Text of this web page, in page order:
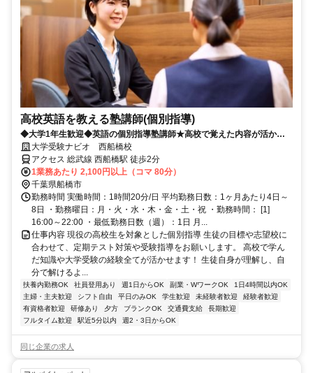
高校英語を教える塾講師(個別指導)
◆大学1年生歓迎◆英語の個別指導塾講師★高校で覚えた内容が活かせ
る！大学受験ナビオ 西船橋校
アクセス 総武線 西船橋駅 徒歩2分
1業務あたり 2,100円以上（コマ 80分）
千葉県船橋市
勤務時間 実働時間：1時間20分/日 平均勤務日数：1ヶ月あたり4日～
8日 ・勤務曜日：月・火・水・木・金・土・祝 ・勤務時間： [1]
16:00～22:00 ・最低勤務日数（週）：1日 月...
仕事内容 現役の高校生を対象とした個別指導 生徒の目標や志望校に
合わせて、定期テスト対策や受験指導をお願いします。 高校で学ん
だ知識や大学受験の経験全てが活かせます！ 生徒自身が理解し、自
分で解けるよ...
扶養内勤務OK 社員登用あり 週1日からOK 副業・WワークOK
1日4時間以内OK
主婦・主夫歓迎
シフト自由 平日のみOK 学生歓迎 未経験者歓迎
経験者歓迎
有資格者歓迎
研修あり 夕方 ブランクOK 交通費支給
長期歓迎
フルタイム歓迎
駅近5分以内 週2・3日からOK
同じ企業の求人